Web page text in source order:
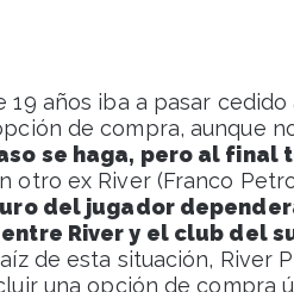
19 años iba a pasar
de compra, aunque
se haga, pero al final
otro ex River (Franco
del jugador
River y el club del
de esta situación, River
una opción de compra